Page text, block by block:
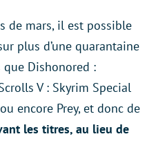
de mars, il est possible
plus d’une quarantaine
Dishonored :
V : Skyrim Special
encore Prey, et donc de
les titres, au lieu de